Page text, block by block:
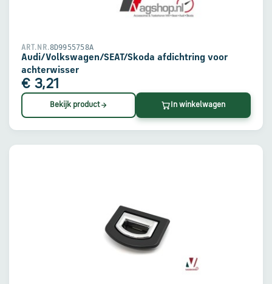
Retourinformatie
Klantenservice
ART.NR.8D9955758A
Audi/Volkswagen/SEAT/Skoda afdichtring voor
achterwisser
€ 3,21
Bekijk product In winkelwagen